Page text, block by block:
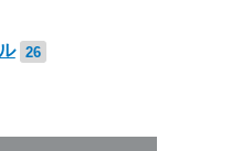
26